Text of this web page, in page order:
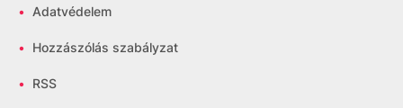
• Adatvédelem
• Hozzászólás szabályzat
• RSS